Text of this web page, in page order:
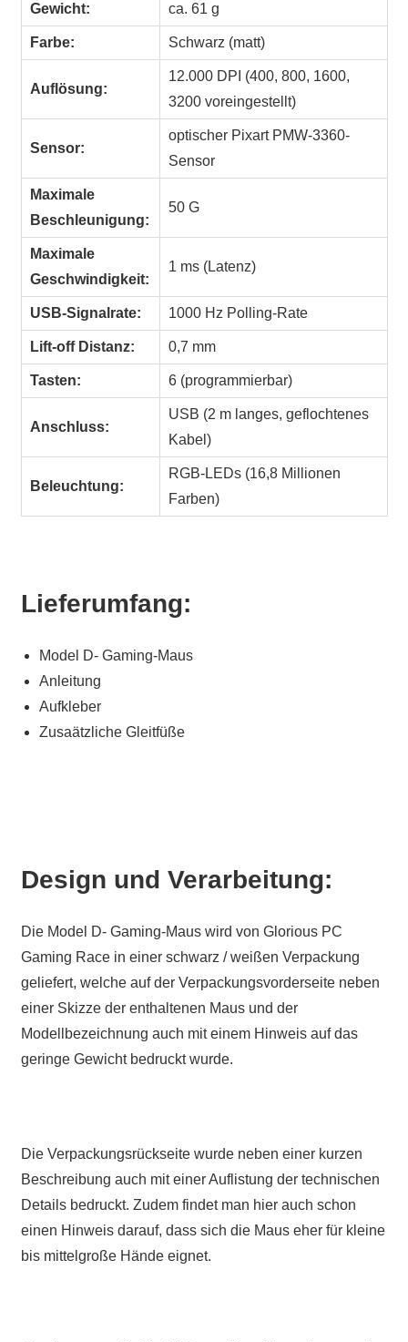
Gewicht: ca. 61 g
Farbe: Schwarz (matt)
Auflösung:
12.000 DPI (400, 800, 1600,
3200 voreingestellt)
Sensor:
optischer Pixart PMW-3360-
Sensor
Maximale
Beschleunigung:
50 G
Maximale
Geschwindigkeit:
1 ms (Latenz)
USB-Signalrate: 1000 Hz Polling-Rate
Lift-off Distanz: 0,7 mm
Tasten: 6 (programmierbar)
Anschluss:
USB (2 m langes, geflochtenes
Kabel)
Beleuchtung:
RGB-LEDs (16,8 Millionen
Farben)
Lieferumfang:
Model D- Gaming-Maus
Anleitung
Aufkleber
Zusaätzliche Gleitfüße
Design und Verarbeitung:
Die Model D- Gaming-Maus wird von Glorious PC
Gaming Race in einer schwarz / weißen Verpackung
geliefert, welche auf der Verpackungsvorderseite neben
einer Skizze der enthaltenen Maus und der
Modellbezeichnung auch mit einem Hinweis auf das
geringe Gewicht bedruckt wurde.
Die Verpackungsrückseite wurde neben einer kurzen
Beschreibung auch mit einer Auflistung der technischen
Details bedruckt. Zudem findet man hier auch schon
einen Hinweis darauf, dass sich die Maus eher für kleine
bis mittelgroße Hände eignet.